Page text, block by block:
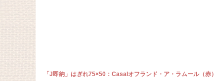
「J即納」はぎれ75×50：Casalオフランド・ア・ラムール（赤）